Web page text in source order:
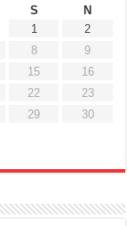
S
N
1
2
8
9
15
16
22
23
29
30